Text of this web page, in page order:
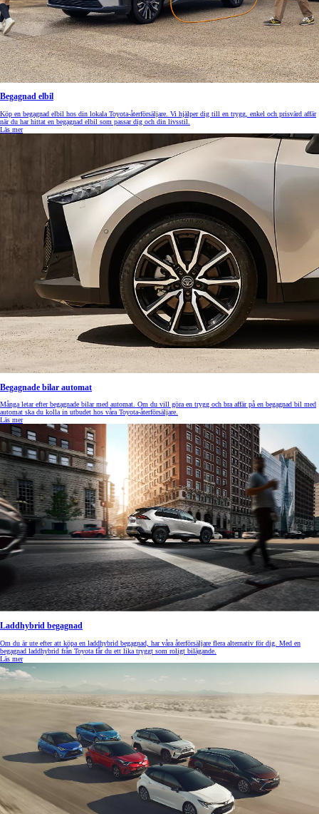
Begagnad elbil
Köp en begagnad elbil hos din lokala Toyota-återförsäljare. Vi hjälper dig till en trygg, enkel och prisvärd affär
när du har hittat en begagnad elbil som passar dig och din livsstil.
Läs mer
Begagnade bilar automat
Många letar efter begagnade bilar med automat. Om du vill göra en trygg och bra affär på en begagnad bil med
automat ska du kolla in utbudet hos våra Toyota-återförsäljare.
Läs mer
Laddhybrid begagnad
Om du är ute efter att köpa en laddhybrid begagnad, har våra återförsäljare flera alternativ för dig. Med en
begagnad laddhybrid från Toyota får du ett lika tryggt som roligt bilägande.
Läs mer